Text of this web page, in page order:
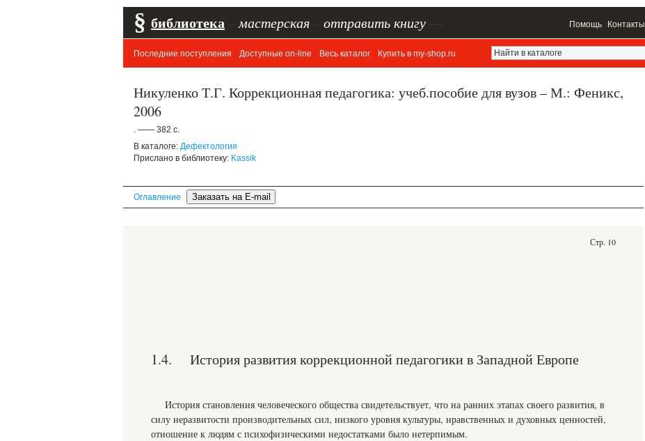
§ библиотека мастерская отправить книгу Помощь Контакты
Последние поступления Доступные on-line Весь каталог Купить в my-shop.ru
Никуленко Т.Г. Коррекционная педагогика: учеб.пособие для вузов – М.: Феникс,
2006
. —— 382 с.
В каталоге: Дефектология
Прислано в библиотеку: Kassik
Оглавление
Стр. 10
1.4. История развития коррекционной педагогики в Западной Европе
История становления человеческого общества свидетельствует, что на ранних этапах своего развития, в
силу неразвитости производительных сил, низкого уровня культуры, нравственных и духовных ценностей,
отношение к людям с психофизическими недостатками было нетерпимым.